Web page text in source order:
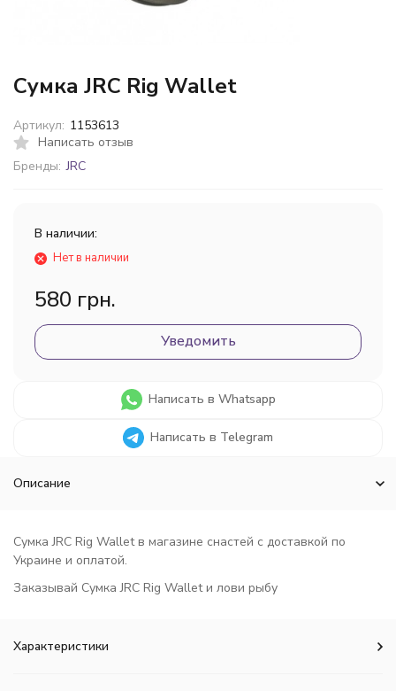
Сумка JRC Rig Wallet
Написать отзыв
Бренды: JRC
Артикул: 1153613
В наличии:
Нет в наличии
580 грн.
Уведомить
Написать в Whatsapp
Написать в Telegram
Описание
Сумка JRC Rig Wallet в магазине снастей с доставкой по
Украине и оплатой.
Заказывай Сумка JRC Rig Wallet и лови рыбу
Характеристики